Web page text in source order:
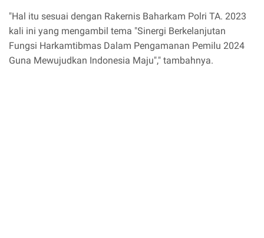
"Hal itu sesuai dengan Rakernis Baharkam Polri TA. 2023
kali ini yang mengambil tema "Sinergi Berkelanjutan
Fungsi Harkamtibmas Dalam Pengamanan Pemilu 2024
Guna Mewujudkan Indonesia Maju"," tambahnya.